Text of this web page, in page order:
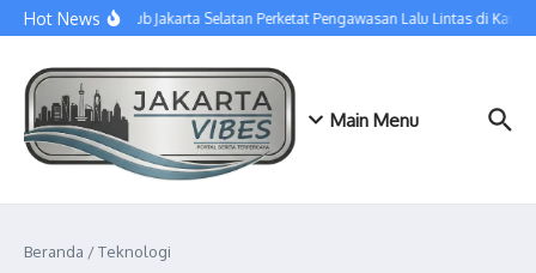
Lewati ke konten
Hot NewsSudinhub Jakarta Selatan Perketat Pengawasan Lalu Lintas di
Main Menu
Beranda /Teknologi